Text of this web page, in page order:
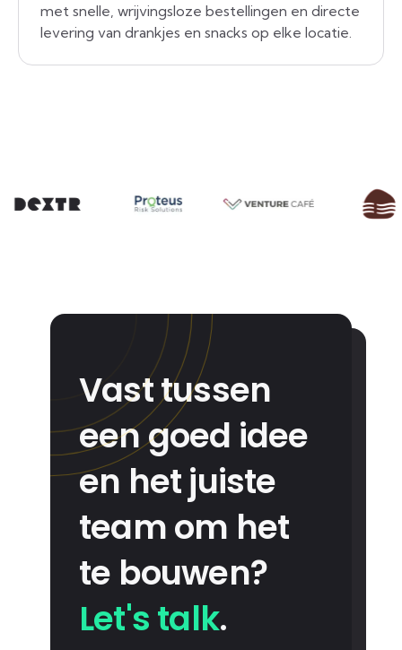
met snelle, wrijvingsloze bestellingen en directe
levering van drankjes en snacks op elke locatie.
Vast tussen
een goed idee
en het juiste
team om het
te bouwen?
Let's talk.